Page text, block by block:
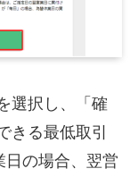
選択し、「確
きる最低取引
日の場合、翌営